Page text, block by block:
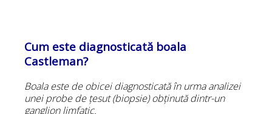
Cum este diagnosticată boala
Castleman?
Boala este de obicei diagnosticată în urma analizei
unei probe de țesut (biopsie) obținută dintr-un
ganglion limfatic.